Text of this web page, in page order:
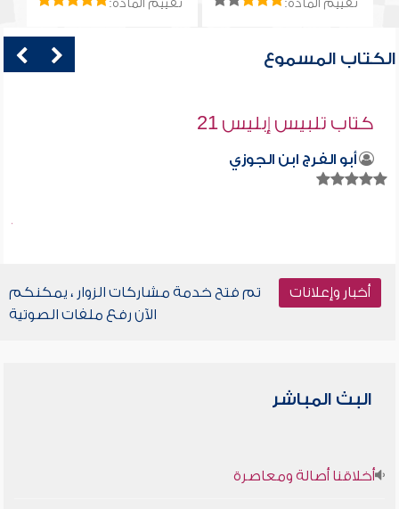
تقييم المادة: تقييم المادة:
الكتاب المسموع
كتاب تلبيس إبليس 21
أبو الفرج ابن الجوزي
أخبار وإعلانات
تم فتح خدمة مشاركات الزوار ، يمكنكم
الآن رفع ملفات الصوتية
البث المباشر
أخلاقنا أصالة ومعاصرة